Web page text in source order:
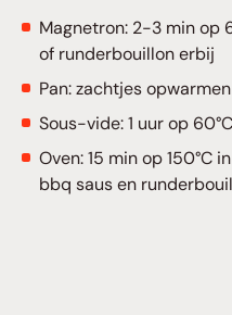
Magnetron: 2-3 min op
of runderbouillon erbij
Pan: zachtjes
Sous-vide: 1 uur op
Oven: 15 min op 150°C
bbq saus en